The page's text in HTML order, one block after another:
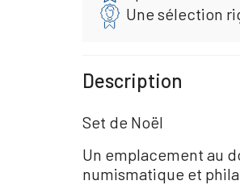
Une sélection
Description
Set de Noël
Un emplacement au
numismatique et